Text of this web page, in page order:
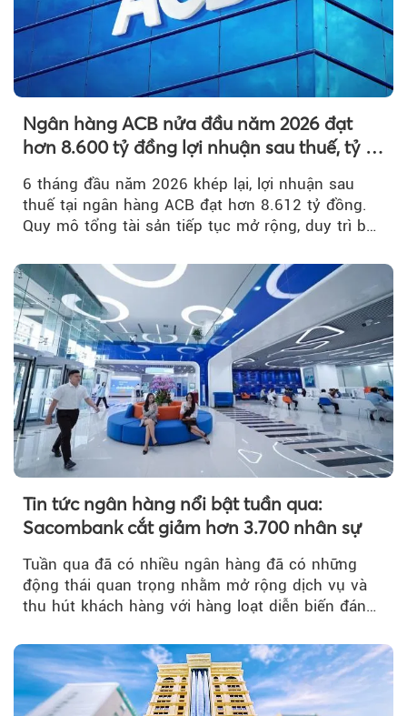
Ngân hàng ACB nửa đầu năm 2026 đạt
hơn 8.600 tỷ đồng lợi nhuận sau thuế, tỷ lệ
nợ xấu thấp nhất ngành
6 tháng đầu năm 2026 khép lại, lợi nhuận sau
thuế tại ngân hàng ACB đạt hơn 8.612 tỷ đồng.
Quy mô tổng tài sản tiếp tục mở rộng, duy trì bộ
Tin tức ngân hàng nổi bật tuần qua:
Sacombank cắt giảm hơn 3.700 nhân sự
Tuần qua đã có nhiều ngân hàng đã có những
động thái quan trọng nhằm mở rộng dịch vụ và
thu hút khách hàng với hàng loạt diễn biến đáng